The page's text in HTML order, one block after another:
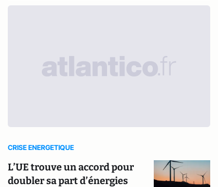
CRISE ENERGETIQUE
L’UE trouve un accord pour
doubler sa part d’énergies